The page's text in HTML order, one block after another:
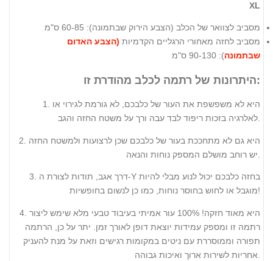
XL
מסביב לצוואר של הכלב ( הצבע הירוק שבתמונה): 60-85 ס"מ
מסביב לחזה מאחורי הרגליים הקדמיות (הצבע האדום
שבתמונה): 90-130 ס"מ
היתרונות של רתמה לכלב מהודרת זו:
1. היא לא משפשפת את העור של כלבכם, לא גורמת לגירוי או
2. היא גם לא מתחככת בעור של כלבכם שכן לרצועות ולמשטח החזה
3. דרך אגב, תודות לצורת ה-Y בחזה כלבכם יכול לנוע מבלי להיות
מוגבל או לחוש בחוסר נוחות, כמו כן לנשום בחופשיות!
4. היא מאוד חזקה! 100% עור אמיתי בעיבוד טבעי מלא שימש ליצור
רתמה זו ומספק עמידות יוצאת דופן לאורך זמן. יתר על כן, הרתמה
תפורה וממוסררת עם ניטים במקומות רגישים וזאת על מנת להעניק